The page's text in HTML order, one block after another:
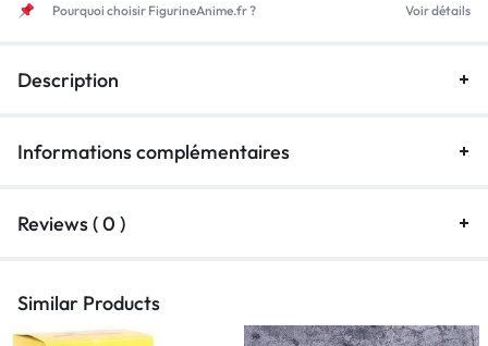
Pourquoi choisir FigurineAnime.fr ? Voir détails
Description
Informations complémentaires
Reviews ( 0 )
Similar Products